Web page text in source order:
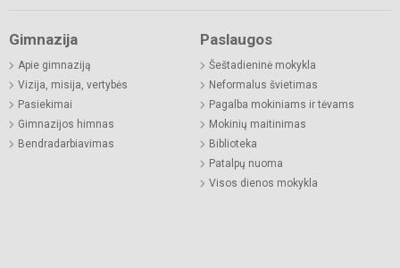
Gimnazija
Apie gimnaziją
Vizija, misija, vertybės
Pasiekimai
Gimnazijos himnas
Bendradarbiavimas
Paslaugos
Šeštadieninė mokykla
Neformalus švietimas
Pagalba mokiniams ir tėvams
Mokinių maitinimas
Biblioteka
Patalpų nuoma
Visos dienos mokykla